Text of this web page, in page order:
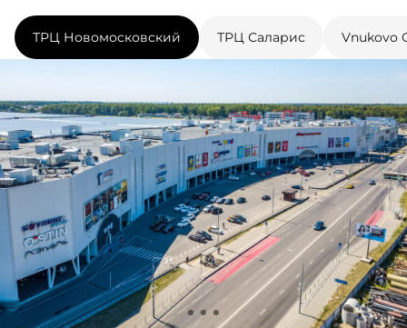
ТРЦ Новомосковский ТРЦ Саларис Vnukovo